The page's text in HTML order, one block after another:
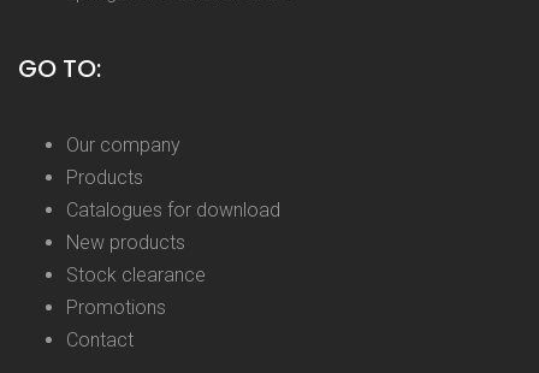
GO TO:
Our company
Products
Catalogues for download
New products
Stock clearance
Promotions
Contact